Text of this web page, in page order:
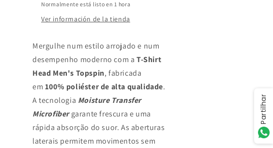
Normalmente está listo en 1 hora
Ver información de la tienda
Mergulhe num estilo arrojado e num
desempenho moderno com a T-Shirt
Head Men's Topspin, fabricada
em 100% poliéster de alta qualidade.
A tecnologia Moisture Transfer
Microfiber garante frescura e uma
rápida absorção do suor. As aberturas
laterais permitem movimentos sem
Partilhar